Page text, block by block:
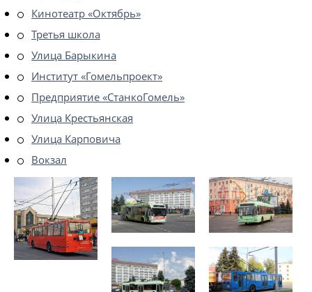
Кинотеатр «Октябрь»
Третья школа
Улица Барыкина
Институт «Гомельпроект»
Предприятие «СтанкоГомель»
Улица Крестьянская
Улица Карповича
Вокзал